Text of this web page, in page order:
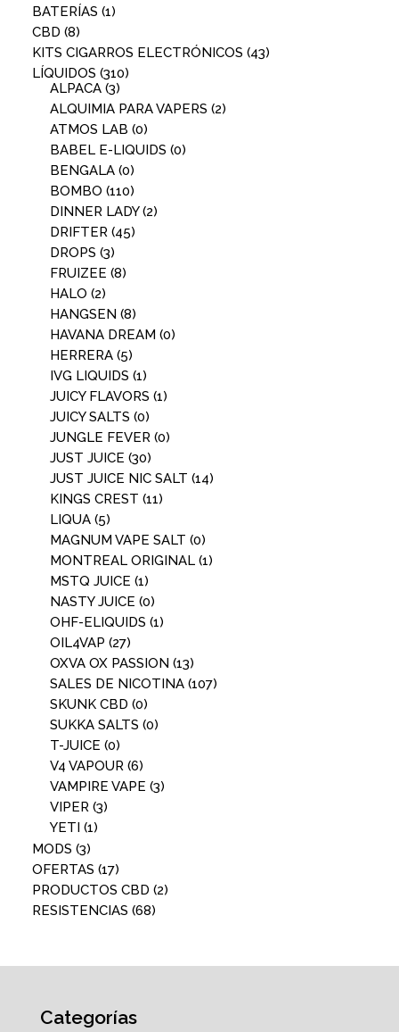
BATERÍAS (1)
CBD (8)
KITS CIGARROS ELECTRÓNICOS (43)
LÍQUIDOS (310)
ALPACA (3)
ALQUIMIA PARA VAPERS (2)
ATMOS LAB (0)
BABEL E-LIQUIDS (0)
BENGALA (0)
BOMBO (110)
DINNER LADY (2)
DRIFTER (45)
DROPS (3)
FRUIZEE (8)
HALO (2)
HANGSEN (8)
HAVANA DREAM (0)
HERRERA (5)
IVG LIQUIDS (1)
JUICY FLAVORS (1)
JUICY SALTS (0)
JUNGLE FEVER (0)
JUST JUICE (30)
JUST JUICE NIC SALT (14)
KINGS CREST (11)
LIQUA (5)
MAGNUM VAPE SALT (0)
MONTREAL ORIGINAL (1)
MSTQ JUICE (1)
NASTY JUICE (0)
OHF-ELIQUIDS (1)
OIL4VAP (27)
OXVA OX PASSION (13)
SALES DE NICOTINA (107)
SKUNK CBD (0)
SUKKA SALTS (0)
T-JUICE (0)
V4 VAPOUR (6)
VAMPIRE VAPE (3)
VIPER (3)
YETI (1)
MODS (3)
OFERTAS (17)
PRODUCTOS CBD (2)
RESISTENCIAS (68)
Categorías